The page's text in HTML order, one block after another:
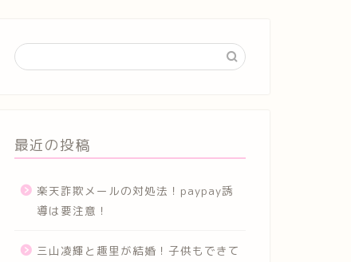
最近の投稿
楽天詐欺メールの対処法！paypay誘
導は要注意！
三山凌輝と趣里が結婚！子供もできて